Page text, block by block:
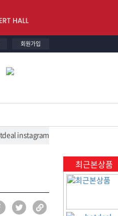
회원가입
최근본상품